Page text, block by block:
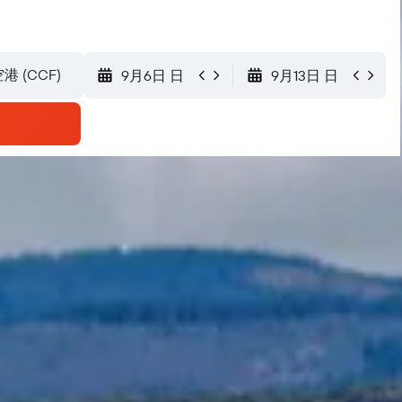
9月6日 日 9月13日 日